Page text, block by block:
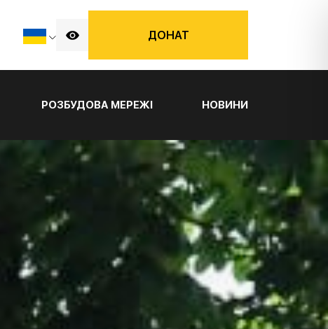
ДОНАТ
РОЗБУДОВА МЕРЕЖІ НОВИНИ